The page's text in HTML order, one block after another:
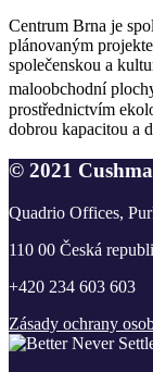
Centrum Brna je
plánovaným
společenskou a
maloobchodní
prostřednictvím
dobrou kapacitou a
© 2021
Quadrio Offices,
110 00 Česká
+420 234 603 603
Zásady ochrany